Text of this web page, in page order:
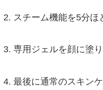
スチーム機能を5分
専用ジェルを顔に塗
最後に通常のスキン